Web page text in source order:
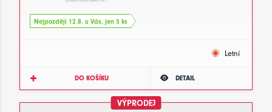
Nejpozději 12.8. u Vás, jen 3 ks
Letní
DO KOŠÍKU DETAIL
VÝPRODEJ